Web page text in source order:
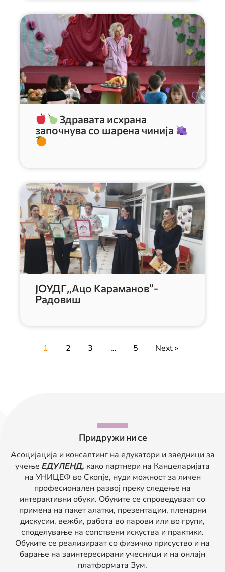
Здравата исхрана
започнува со шарена чинија
ЈОУДГ,,Ацо Караманов”-
Радовиш
1 2 3 … 5 Next »
Придружи ни се
Асоцијација и консалтинг на едукатори и заедници за
учење ЕДУЛЕНД, како партнери на Канцеларијата
на УНИЦЕФ во Скопје, нуди можност за личен
професионален развој преку следење на
интерактивни обуки. Обуките се спроведуваат со
примена на пакет алатки, презентации, пленарни
дискусии, вежби, работа во парови или во групи,
споделување на сопствени искуства и практики.
Обуките се реализираат со физичко присуство и на
барање на заинтересирани учесници и на онлајн
платформата Зум.